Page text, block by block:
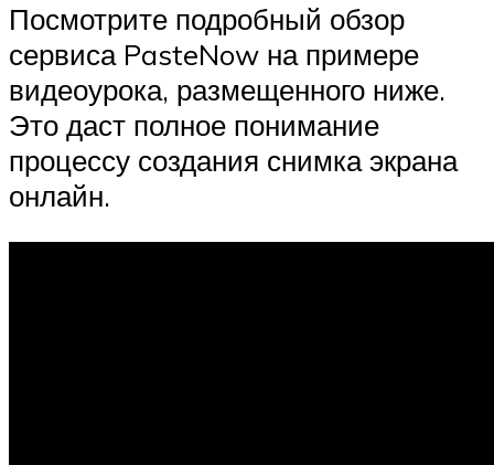
Посмотрите подробный обзор
сервиса PasteNow на примере
видеоурока, размещенного ниже.
Это даст полное понимание
процессу создания снимка экрана
онлайн.